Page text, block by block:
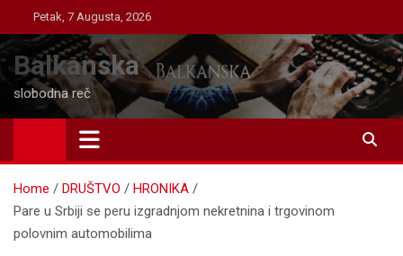
to
content
Petak, 7 Augusta, 2026
Balkanska
slobodna reč
Home DRUŠTVO
HRONIKA
Pare u Srbiji se peru izgradnjom nekretnina i trgovinom
polovnim automobilima